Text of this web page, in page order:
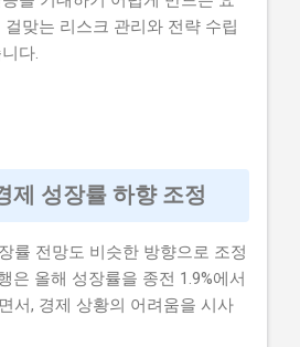
맞는 리스크 관리와 전략 수립
다.
제 성장률 하향 조정
률 전망도 비슷한 방향으로 조정
은 올해 성장률을 종전 1.9%에서
서, 경제 상황의 어려움을 시사